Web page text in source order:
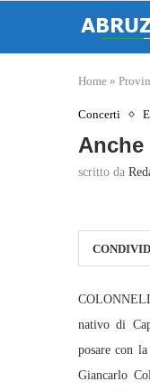
Home »
Concerti
Anche
scritto da
nativo di
posare con
Giancarlo